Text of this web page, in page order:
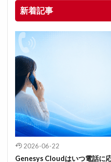
新着記事
2026-06-22
Genesys Cloudはいつ電話に